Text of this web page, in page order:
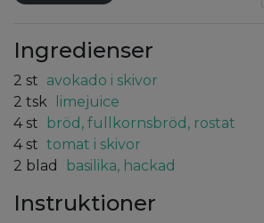
Ingredienser
2 st avokado i skivor
2 tsk
limejuice
4 st
bröd, fullkornsbröd, rostat
4 st tomat i skivor
2 blad basilika, hackad
Instruktioner